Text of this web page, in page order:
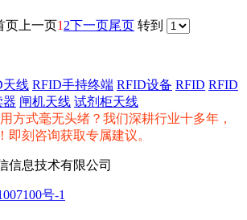
页 上一页1 2下一页尾页 转到
天线 RFID手持终端 RFID设备 RFID RFID
器 闸机天线 试剂柜天线
方式毫无头绪？我们深耕行业十多年，
即刻咨询获取专属建议。
信息技术有限公司
号-1